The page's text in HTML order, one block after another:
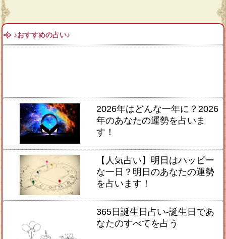
♪おすすめの占い♪
2026年はどんな一年に？2026
年のあなたの運勢を占いま
す！
【人気占い】明日はハッピー
な一日？明日のあなたの運勢
を占います！
365日誕生日占い-誕生日であ
なたのすべてを占う